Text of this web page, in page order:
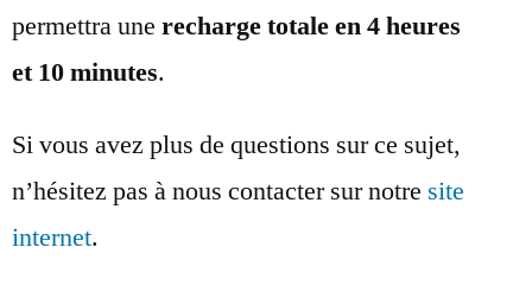
permettra une recharge totale en 4 heures
et 10 minutes.
Si vous avez plus de questions sur ce sujet,
n’hésitez pas à nous contacter sur notre site
internet.